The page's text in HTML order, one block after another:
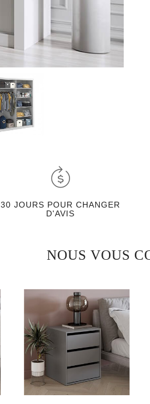
30 JOURS POUR CHANGER
D'AVIS
NOUS VOUS